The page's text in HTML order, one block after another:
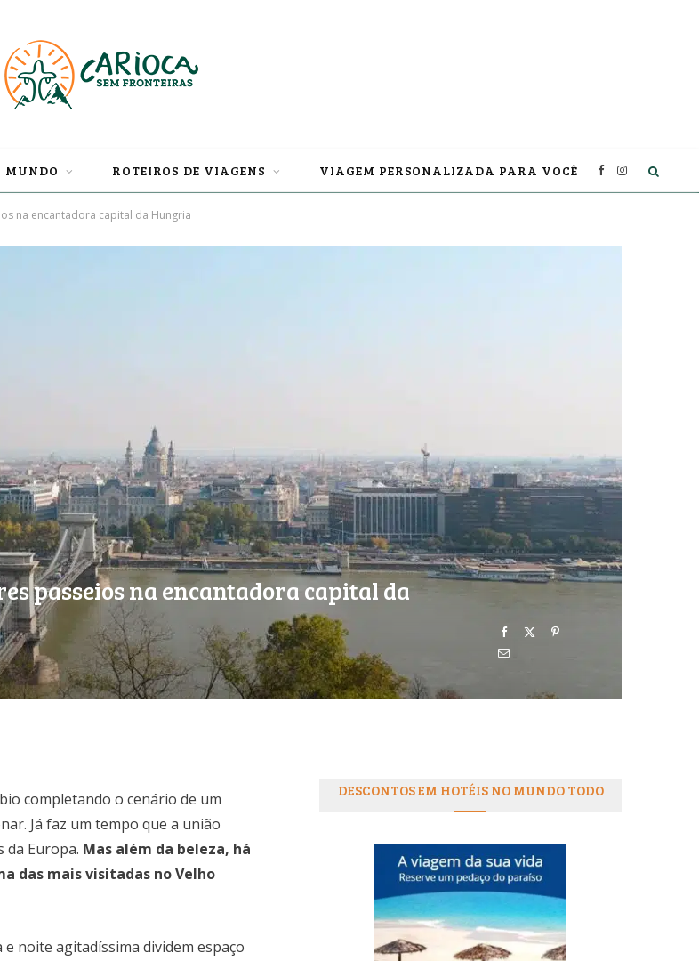
F I
MUNDO ROTEIROS DE VIAGENS VIAGEM PERSONALIZADA PARA VOCÊ
na encantadora capital da Hungria
passeios na encantadora capital da
completando o cenário de um
Já faz um tempo que a união
da Europa. Mas além da beleza, há
das mais visitadas no Velho
noite agitadíssima dividem espaço
DESCONTOS EM HOTÉIS NO MUNDO TODO